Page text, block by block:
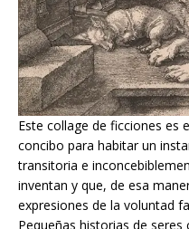
Este collage de ficciones es
concibo para habitar un
transitoria e
inventan y que, de esa
expresiones de la voluntad
Pequeñas historias de